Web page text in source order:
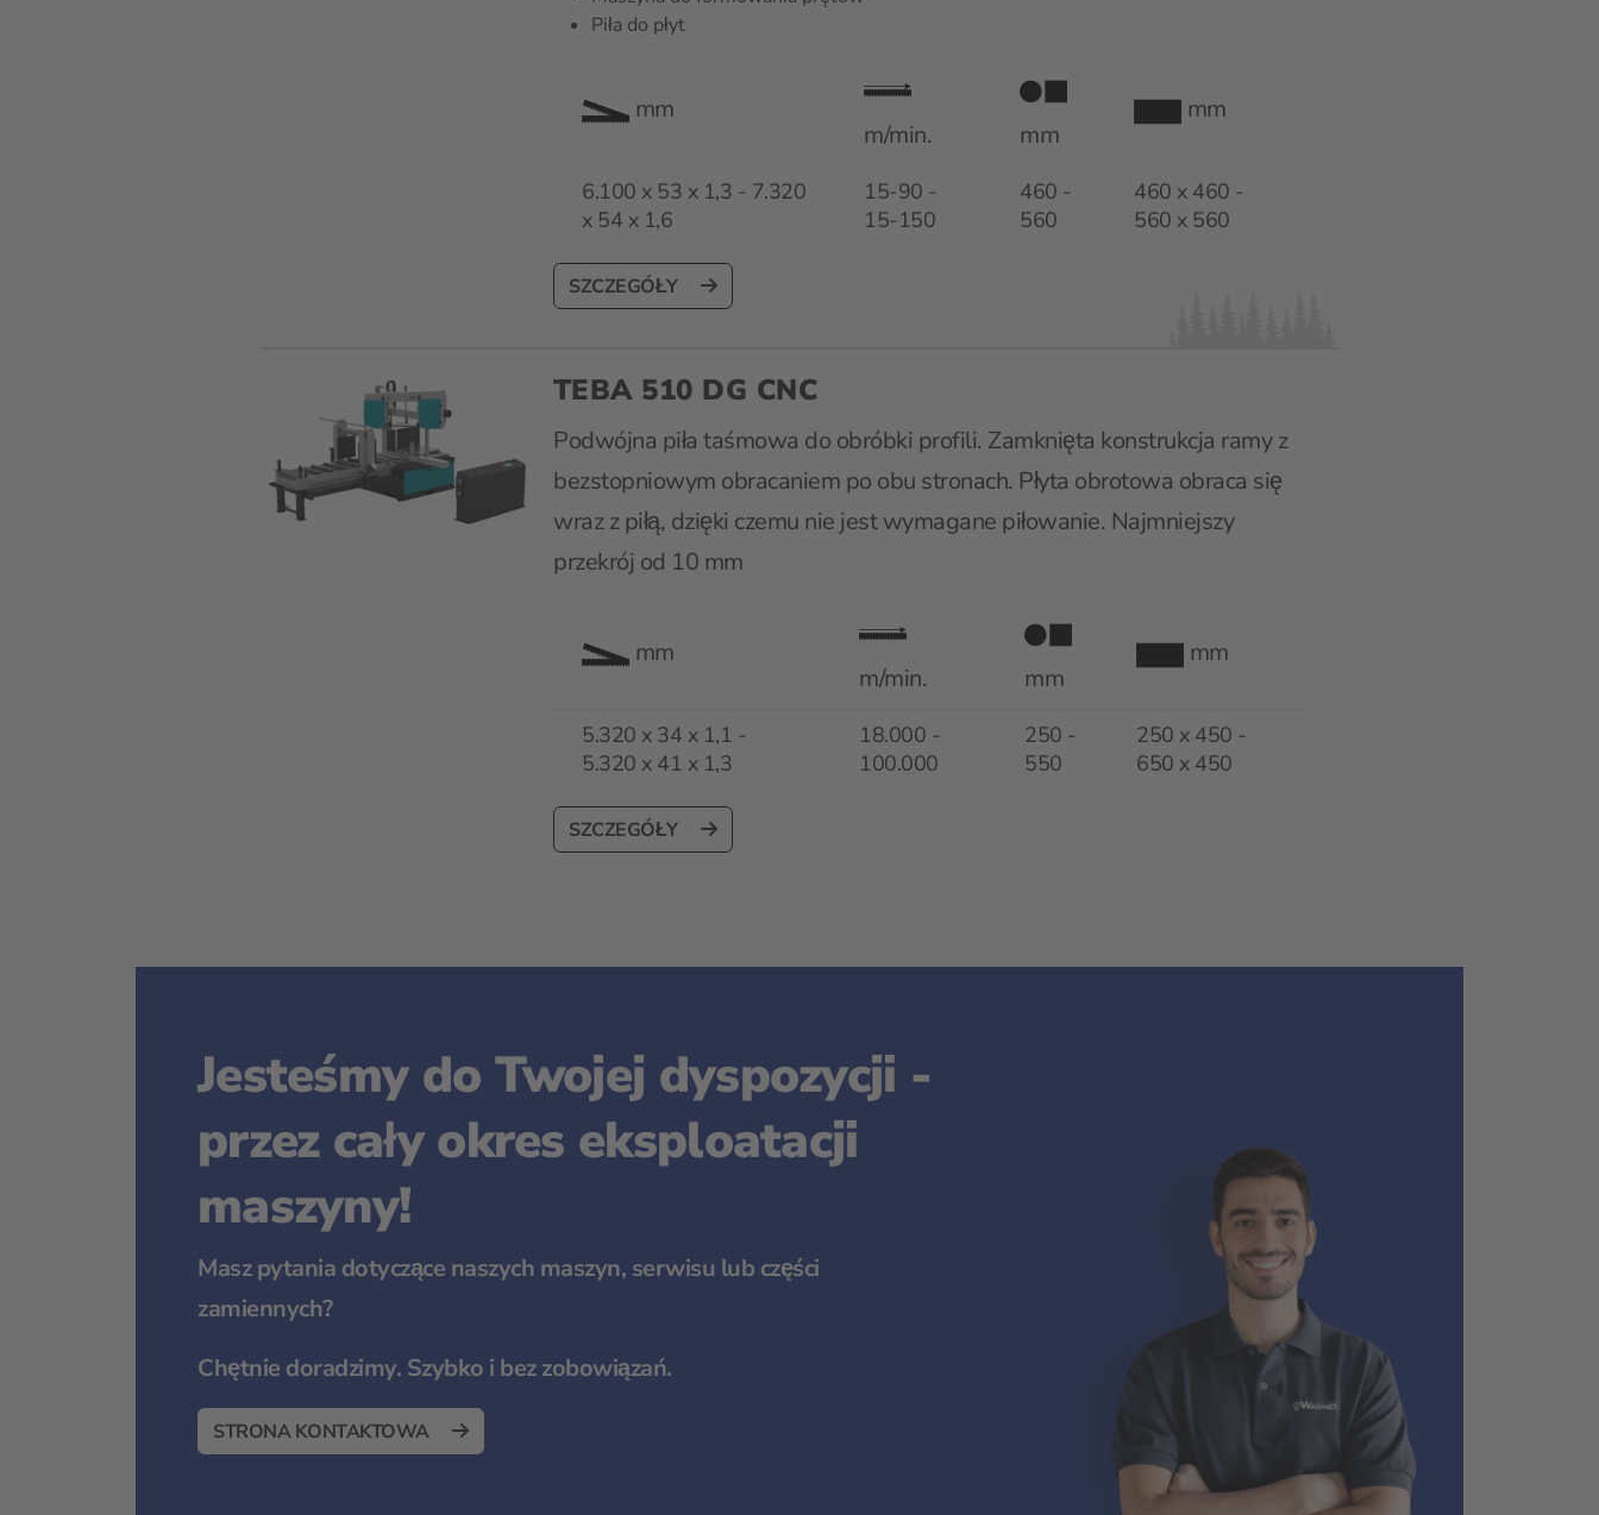
Piła do płyt
mm
m/min.
mm
mm
6.100 x 53 x 1,3 - 7.320
x 54 x 1,6
15-90 -
15-150
460 -
560
460 x 460 -
560 x 560
SZCZEGÓŁY
TEBA 510 DG CNC
Podwójna piła taśmowa do obróbki profili. Zamknięta konstrukcja ramy z
bezstopniowym obracaniem po obu stronach. Płyta obrotowa obraca się
wraz z piłą, dzięki czemu nie jest wymagane piłowanie. Najmniejszy
przekrój od 10 mm
mm
m/min.
mm
mm
5.320 x 34 x 1,1 -
5.320 x 41 x 1,3
18.000 -
100.000
250 -
550
250 x 450 -
650 x 450
SZCZEGÓŁY
Jesteśmy do Twojej dyspozycji -
przez cały okres eksploatacji
maszyny!
Masz pytania dotyczące naszych maszyn, serwisu lub części
zamiennych?
Chętnie doradzimy. Szybko i bez zobowiązań.
STRONA KONTAKTOWA